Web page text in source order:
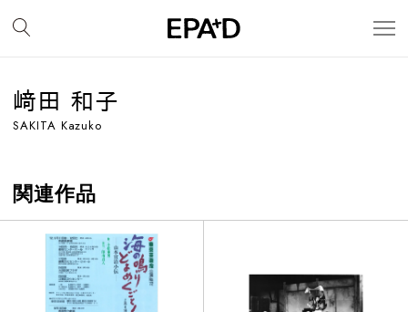
﨑田 和子
SAKITA Kazuko
関連作品